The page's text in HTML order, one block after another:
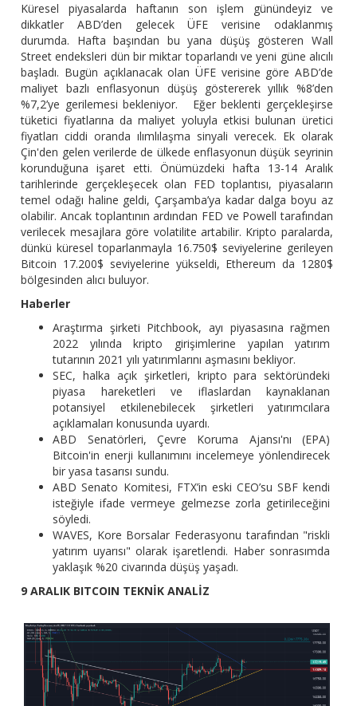
Küresel piyasalarda haftanın son işlem günündeyiz ve
dikkatler ABD’den gelecek ÜFE verisine odaklanmış
durumda. Hafta başından bu yana düşüş gösteren Wall
Street endeksleri dün bir miktar toparlandı ve yeni güne alıcılı
başladı. Bugün açıklanacak olan ÜFE verisine göre ABD’de
maliyet bazlı enflasyonun düşüş göstererek yıllık %8’den
%7,2’ye gerilemesi bekleniyor. Eğer beklenti gerçekleşirse
tüketici fiyatlarına da maliyet yoluyla etkisi bulunan üretici
fiyatları ciddi oranda ılımlılaşma sinyali verecek. Ek olarak
Çin'den gelen verilerde de ülkede enflasyonun düşük seyrinin
korunduğuna işaret etti. Önümüzdeki hafta 13-14 Aralık
tarihlerinde gerçekleşecek olan FED toplantısı, piyasaların
temel odağı haline geldi, Çarşamba’ya kadar dalga boyu az
olabilir. Ancak toplantının ardından FED ve Powell tarafından
verilecek mesajlara göre volatilite artabilir. Kripto paralarda,
dünkü küresel toparlanmayla 16.750$ seviyelerine gerileyen
Bitcoin 17.200$ seviyelerine yükseldi, Ethereum da 1280$
bölgesinden alıcı buluyor.
Haberler
Araştırma şirketi Pitchbook, ayı piyasasına rağmen
2022 yılında kripto girişimlerine yapılan yatırım
tutarının 2021 yılı yatırımlarını aşmasını bekliyor.
SEC, halka açık şirketleri, kripto para sektöründeki
piyasa hareketleri ve iflaslardan kaynaklanan
potansiyel etkilenebilecek şirketleri yatırımcılara
açıklamaları konusunda uyardı.
ABD Senatörleri, Çevre Koruma Ajansı'nı (EPA)
Bitcoin'in enerji kullanımını incelemeye yönlendirecek
bir yasa tasarısı sundu.
ABD Senato Komitesi, FTX’in eski CEO’su SBF kendi
isteğiyle ifade vermeye gelmezse zorla getirileceğini
söyledi.
WAVES, Kore Borsalar Federasyonu tarafından "riskli
yatırım uyarısı" olarak işaretlendi. Haber sonrasımda
yaklaşık %20 civarında düşüş yaşadı.
9 ARALIK BITCOIN TEKNİK ANALİZ